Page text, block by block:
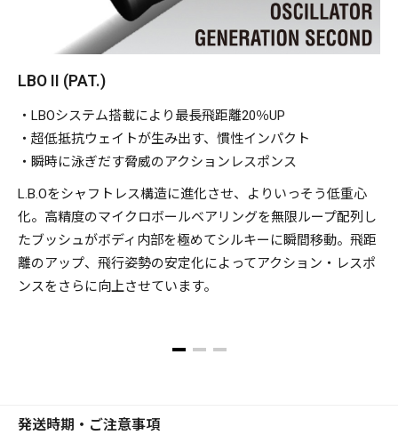
LBO II (PAT.)
・LBOシステム搭載により最長飛距離20％UP
・超低抵抗ウェイトが生み出す、慣性インパクト
・瞬時に泳ぎだす脅威のアクションレスポンス
L.B.Oをシャフトレス構造に進化させ、よりいっそう低重心
化。高精度のマイクロボールベアリングを無限ループ配列し
たブッシュがボディ内部を極めてシルキーに瞬間移動。飛距
離のアップ、飛行姿勢の安定化によってアクション・レスポ
ンスをさらに向上させています。
発送時期・ご注意事項